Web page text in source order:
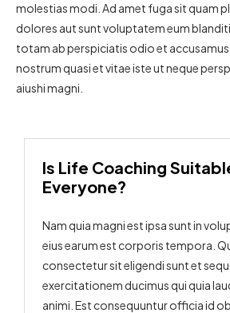
molestias modi. Ad amet fuga sit quam
dolores aut sunt voluptatem eum
totam ab perspiciatis odio et
nostrum quasi et vitae iste ut neque
aiushi magni.
Is Life Coaching
Everyone?
Nam quia magni est ipsa sunt in
eius earum est corporis tempora.
consectetur sit eligendi sunt et
exercitationem ducimus qui quia
animi. Est consequuntur officia id